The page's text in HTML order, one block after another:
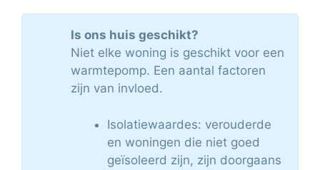
Is ons huis geschikt?
Niet elke woning is geschikt voor een
warmtepomp. Een aantal factoren
zijn van invloed.
Isolatiewaardes: verouderde
en woningen die niet goed
geïsoleerd zijn, zijn doorgaans